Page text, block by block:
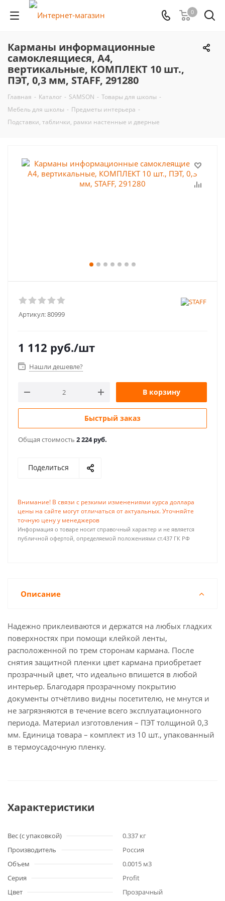
0
Карманы информационные
самоклеящиеся, А4,
вертикальные, КОМПЛЕКТ 10 шт.,
ПЭТ, 0,3 мм, STAFF, 291280
Главная - Каталог - SAMSON - Товары для школы -
Мебель для школы - Предметы интерьера -
Подставки, таблички, рамки настенные и дверные
Артикул:80999
1 112 руб./шт
Нашли дешевле?
В корзину
Быстрый заказ
Общая стоимость 2 224 руб.
Поделиться
Внимание! В связи с резкими изменениями курса доллара
цены на сайте могут отличаться от актуальных. Уточняйте
точную цену у менеджеров
Информация о товаре носит справочный характер и не является
публичной офертой, определяемой положениями ст.437 ГК РФ
Описание
Надежно приклеиваются и держатся на любых гладких
поверхностях при помощи клейкой ленты,
расположенной по трем сторонам кармана. После
снятия защитной пленки цвет кармана приобретает
прозрачный цвет, что идеально впишется в любой
интерьер. Благодаря прозрачному покрытию
документы отчётливо видны посетителю, не мнутся и
не загрязняются в течение всего эксплуатационного
периода. Материал изготовления – ПЭТ толщиной 0,3
мм. Единица товара – комплект из 10 шт., упакованный
в термоусадочную пленку.
Характеристики
Вес (с упаковкой)
0.337 кг
Производитель
Россия
Объем
0.0015 м3
Серия
Profit
Цвет
Прозрачный